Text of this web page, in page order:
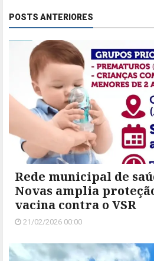
POSTS ANTERIORES
Rede municipal de
Novas amplia
vacina contra o VSR
21/02/2026 00:00